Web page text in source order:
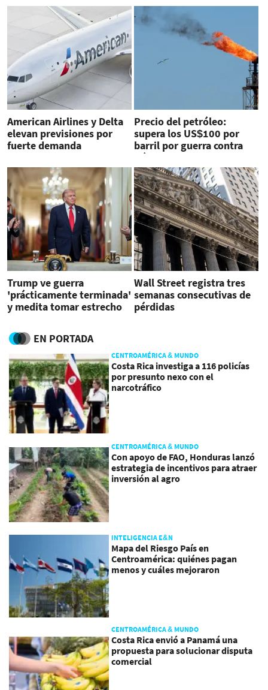
American Airlines y Delta
elevan previsiones por
fuerte demanda
Precio del petróleo:
supera los US$100 por
barril por guerra contra
Irán
Trump ve guerra
'prácticamente terminada'
y medita tomar estrecho
Wall Street registra tres
semanas consecutivas de
pérdidas
EN PORTADA
CENTROAMÉRICA & MUNDO
Costa Rica investiga a 116 policías
por presunto nexo con el
narcotráfico
CENTROAMÉRICA & MUNDO
Con apoyo de FAO, Honduras lanzó
estrategia de incentivos para atraer
inversión al agro
INTELIGENCIA E&N
Mapa del Riesgo País en
Centroamérica: quiénes pagan
menos y cuáles mejoraron
CENTROAMÉRICA & MUNDO
Costa Rica envió a Panamá una
propuesta para solucionar disputa
comercial